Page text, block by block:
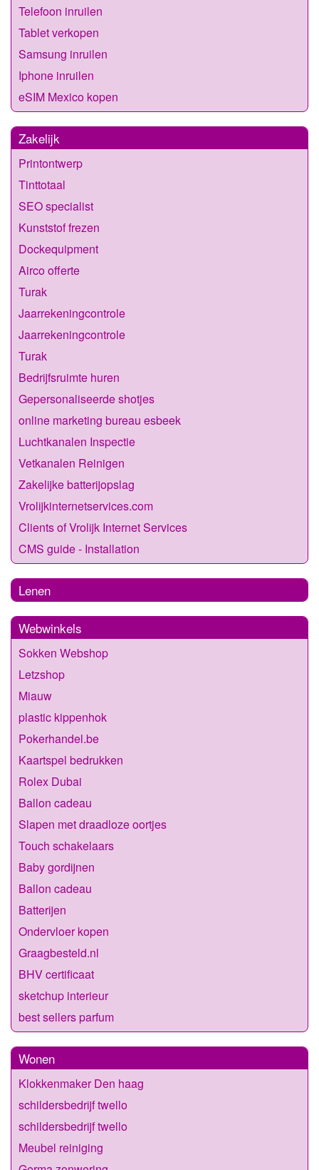
Telefoon inruilen
Tablet verkopen
Samsung inruilen
Iphone inruilen
eSIM Mexico kopen
Zakelijk
Printontwerp
Tinttotaal
SEO specialist
Kunststof frezen
Dockequipment
Airco offerte
Turak
Jaarrekeningcontrole
Jaarrekeningcontrole
Turak
Bedrijfsruimte huren
Gepersonaliseerde shotjes
online marketing bureau esbeek
Luchtkanalen Inspectie
Vetkanalen Reinigen
Zakelijke batterijopslag
Vrolijkinternetservices.com
Clients of Vrolijk Internet Services
CMS guide - Installation
Lenen
Webwinkels
Sokken Webshop
Letzshop
Miauw
plastic kippenhok
Pokerhandel.be
Kaartspel bedrukken
Rolex Dubai
Ballon cadeau
Slapen met draadloze oortjes
Touch schakelaars
Baby gordijnen
Ballon cadeau
Batterijen
Ondervloer kopen
Graagbesteld.nl
BHV certificaat
sketchup interieur
best sellers parfum
Wonen
Klokkenmaker Den haag
schildersbedrijf twello
schildersbedrijf twello
Meubel reiniging